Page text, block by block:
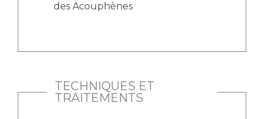
des Acouphènes
TECHNIQUES ET
TRAITEMENTS